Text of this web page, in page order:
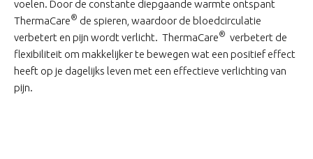
voelen. Door de constante diepgaande warmte ontspant
ThermaCare® de spieren, waardoor de bloedcirculatie
verbetert en pijn wordt verlicht. ThermaCare® verbetert de
flexibiliteit om makkelijker te bewegen wat een positief effect
heeft op je dagelijks leven met een effectieve verlichting van
pijn.